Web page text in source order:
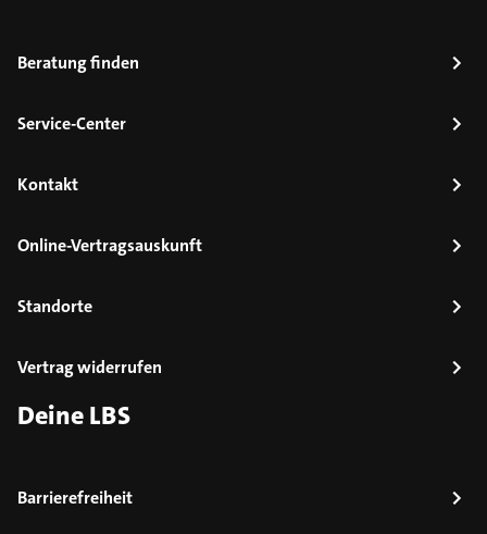
Beratung finden
Service-Center
Kontakt
Online-Vertragsauskunft
Standorte
Vertrag widerrufen
Deine LBS
Barrierefreiheit